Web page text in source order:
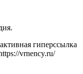
гиперссылка
vrnency.ru/